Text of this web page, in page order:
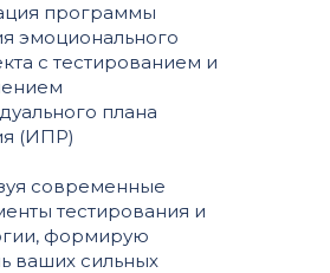
программы
эмоционального
с тестированием и
плана
(ИПР)
современные
тестирования и
формирую
ваших сильных